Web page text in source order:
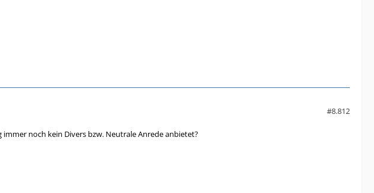
#8.812
noch kein Divers bzw. Neutrale Anrede anbietet?